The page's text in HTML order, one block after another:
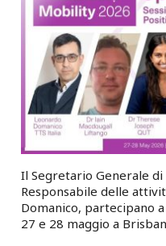
Il Segretario Generale di
Responsabile delle
Domanico, partecipano
27 e 28 maggio a